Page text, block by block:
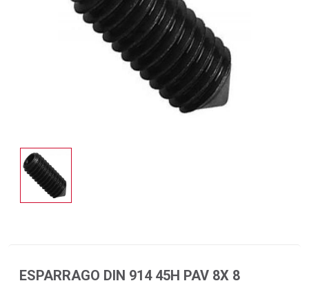
ESPARRAGO DIN 914 45H PAV 8X 8